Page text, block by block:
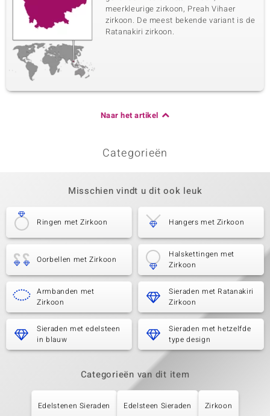
meerkleurige zirkoon, Preah Vihaer
zirkoon. De meest bekende variant is de
Ratanakiri zirkoon.
Naar het artikel
Categorieën
Misschien vindt u dit ook leuk
Ringen met Zirkoon Hangers met Zirkoon
Oorbellen met Zirkoon
Halskettingen met
Zirkoon
Armbanden met
Zirkoon
Sieraden met Ratanakiri
Zirkoon
Sieraden met edelsteen
in blauw
Sieraden met hetzelfde
type design
Categorieën van dit item
Edelstenen Sieraden Edelsteen Sieraden Zirkoon